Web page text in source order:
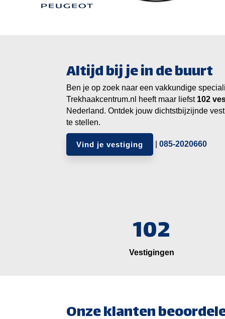
Altijd bij je in de buurt
Ben je op zoek naar een vakkundige
Trekhaakcentrum.nl heeft maar liefst
Nederland. Ontdek jouw dichtstbijzijnde
te stellen.
Vind je vestiging 085-2020660
102
Vestigingen
Onze klanten